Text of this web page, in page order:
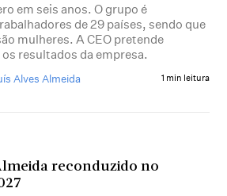
em seis anos. O grupo é
de 29 países, sendo que
mulheres. A CEO pretende
resultados da empresa.
Alves Almeida 1 min leitura
reconduzido no